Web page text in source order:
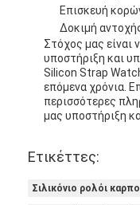
Επισκευή
Δοκιμή
Στόχος μας είναι
υποστήριξη και
Silicon Strap
επόμενα χρόνια.
περισσότερες
μας υποστήριξη
Ετικέττες:
Σιλικόνιο ρολόι